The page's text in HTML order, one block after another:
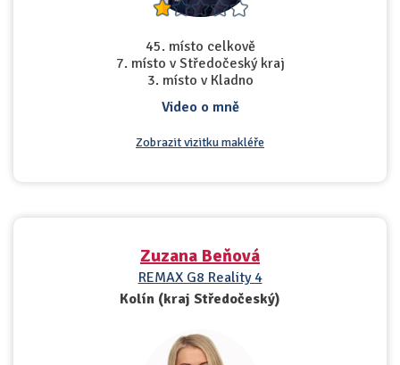
45. místo celkově
7. místo v Středočeský kraj
3. místo v Kladno
Video o mně
Zobrazit vizitku makléře
Zuzana Beňová
REMAX G8 Reality 4
Kolín (kraj Středočeský)